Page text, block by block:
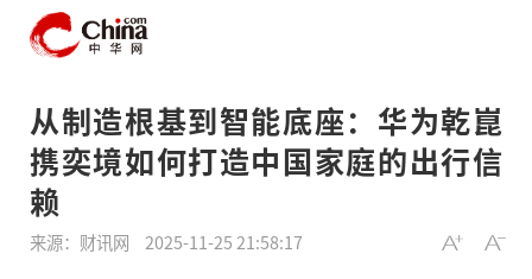
从制造根基到智能底座：华为乾崑
携奕境如何打造中国家庭的出行信
赖
来源：财讯网 2025-11-25 21:58:17